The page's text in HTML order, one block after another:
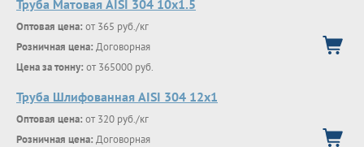
Труба Матовая AISI 304 10х1.5
Оптовая цена: от 365 руб./кг
Розничная цена: Договорная
Цена за тонну: от 365000 руб.
Труба Шлифованная AISI 304 12х1
Оптовая цена: от 320 руб./кг
Розничная цена: Договорная